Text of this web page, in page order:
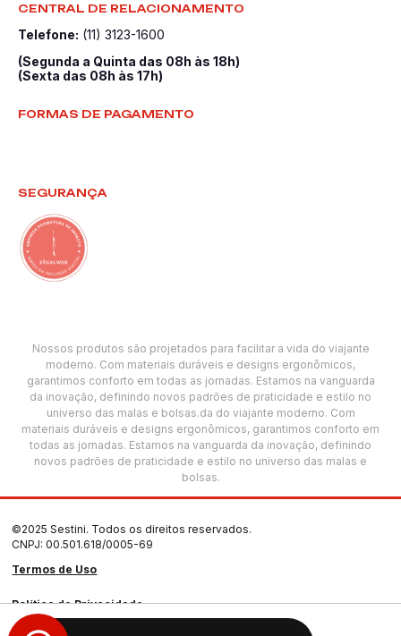
CENTRAL DE RELACIONAMENTO
Telefone: (11) 3123-1600
(Segunda a Quinta das 08h às 18h)
(Sexta das 08h às 17h)
FORMAS DE PAGAMENTO
SEGURANÇA
Nossos produtos são projetados para facilitar a vida do viajante
moderno. Com materiais duráveis e designs ergonômicos,
garantimos conforto em todas as jornadas. Estamos na vanguarda
da inovação, definindo novos padrões de praticidade e estilo no
universo das malas e bolsas.da do viajante moderno. Com
materiais duráveis e designs ergonômicos, garantimos conforto em
todas as jornadas. Estamos na vanguarda da inovação, definindo
novos padrões de praticidade e estilo no universo das malas e
bolsas.
©2025 Sestini. Todos os direitos reservados.
CNPJ: 00.501.618/0005-69
Termos de Uso
Política de Privacidade